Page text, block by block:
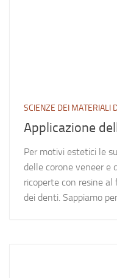
SCIENZE DEI MATERIALI
Applicazione
Per motivi estetici le
delle corone veneer e
ricoperte con resine
dei denti. Sappiamo